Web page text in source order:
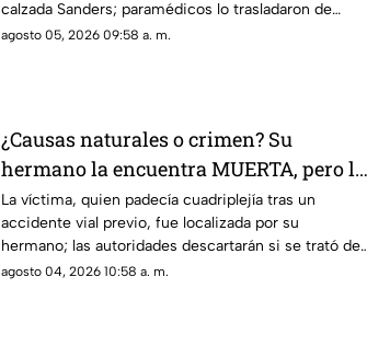
calzada Sanders; paramédicos lo trasladaron de
emergencia a un hospital
agosto 05, 2026 09:58 a. m.
¿Causas naturales o crimen? Su
hermano la encuentra MUERTA, pero la
postura de su cuerpo desata sospechas
La víctima, quien padecía cuadriplejía tras un
accidente vial previo, fue localizada por su
hermano; las autoridades descartarán si se trató de
una causa natural o un hecho delictivo
agosto 04, 2026 10:58 a. m.